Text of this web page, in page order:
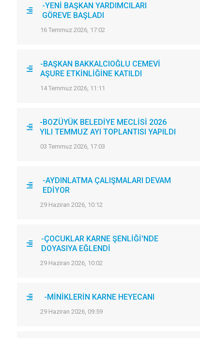
-YENİ BAŞKAN YARDIMCILARI
GÖREVE BAŞLADI
16 Temmuz 2026, 17:02
-BAŞKAN BAKKALCIOĞLU CEMEVİ
AŞURE ETKİNLİĞİNE KATILDI
14 Temmuz 2026, 11:11
-BOZÜYÜK BELEDİYE MECLİSİ 2026
YILI TEMMUZ AYI TOPLANTISI YAPILDI
03 Temmuz 2026, 17:03
-AYDINLATMA ÇALIŞMALARI DEVAM
EDİYOR
29 Haziran 2026, 10:12
-ÇOCUKLAR KARNE ŞENLİĞİ'NDE
DOYASIYA EĞLENDİ
29 Haziran 2026, 10:02
-MİNİKLERİN KARNE HEYECANI
29 Haziran 2026, 09:59